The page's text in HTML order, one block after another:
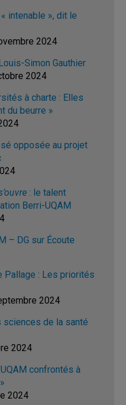
intenable », dit le
2024
Simon Gauthier
2024
à charte : Elles
du beurre »
opposée au projet
: le talent
Berri-UQAM
– DG sur Écoute
Pallage : Les priorités
2024
sciences de la santé
2024
confrontés à
2024